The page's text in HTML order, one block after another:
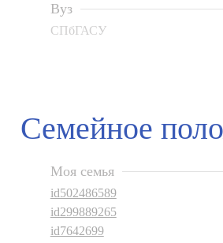
Вуз
СПбГАСУ
Семейное
Моя семья
id502486589
id299889265
id7642699